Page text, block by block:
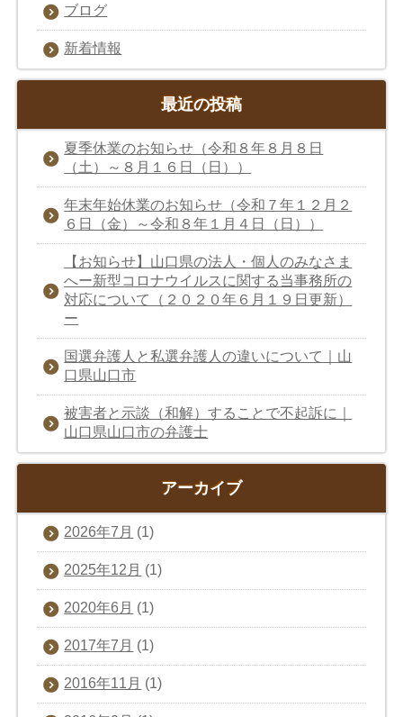
ブログ
新着情報
最近の投稿
夏季休業のお知らせ（令和８年８月８日
（土）～８月１６日（日））
年末年始休業のお知らせ（令和７年１２月２
６日（金）～令和８年１月４日（日））
【お知らせ】山口県の法人・個人のみなさま
へー新型コロナウイルスに関する当事務所の
対応について（２０２０年６月１９日更新）
ー
国選弁護人と私選弁護人の違いについて｜山
口県山口市
被害者と示談（和解）することで不起訴に｜
山口県山口市の弁護士
アーカイブ
2026年7月 (1)
2025年12月 (1)
2020年6月 (1)
2017年7月 (1)
2016年11月 (1)